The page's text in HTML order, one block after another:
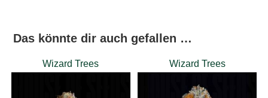
Das könnte dir auch gefallen …
Wizard Trees Wizard Trees